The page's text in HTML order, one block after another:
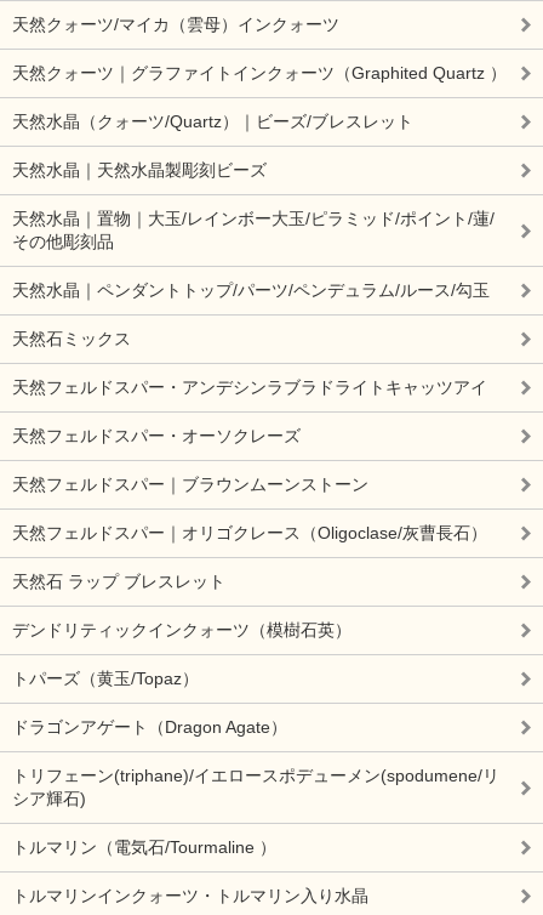
天然クォーツ/マイカ（雲母）インクォーツ
天然クォーツ｜グラファイトインクォーツ（Graphited Quartz ）
天然水晶（クォーツ/Quartz）｜ビーズ/ブレスレット
天然水晶｜天然水晶製彫刻ビーズ
天然水晶｜置物｜大玉/レインボー大玉/ピラミッド/ポイント/蓮/
その他彫刻品
天然水晶｜ペンダントトップ/パーツ/ペンデュラム/ルース/勾玉
天然石ミックス
天然フェルドスパー・アンデシンラブラドライトキャッツアイ
天然フェルドスパー・オーソクレーズ
天然フェルドスパー｜ブラウンムーンストーン
天然フェルドスパー｜オリゴクレース（Oligoclase/灰曹長石）
天然石 ラップ ブレスレット
デンドリティックインクォーツ（模樹石英）
トパーズ（黄玉/Topaz）
ドラゴンアゲート（Dragon Agate）
トリフェーン(triphane)/イエロースポデューメン(spodumene/リ
シア輝石)
トルマリン（電気石/Tourmaline ）
トルマリンインクォーツ・トルマリン入り水晶